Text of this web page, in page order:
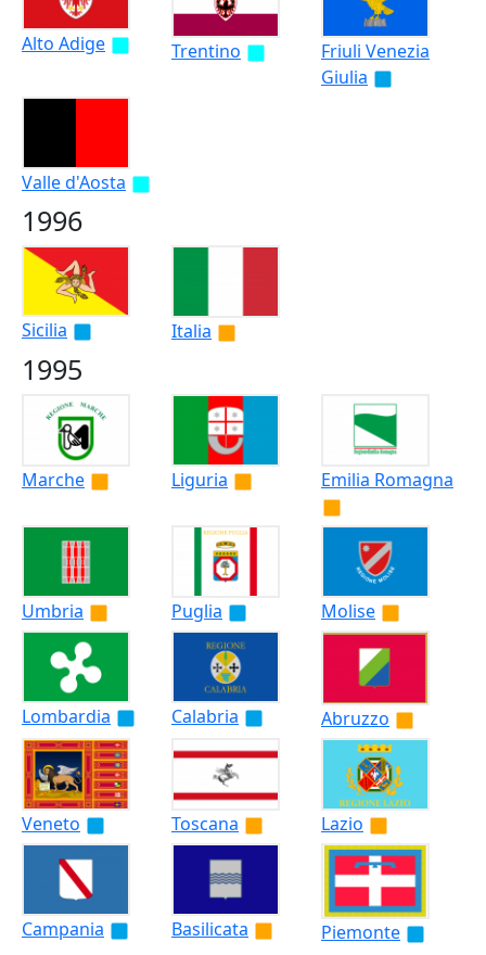
Alto Adige Trentino
Friuli Venezia
Giulia
Valle d'Aosta
1996
Sicilia Italia
1995
Marche Liguria Emilia Romagna
Umbria Puglia Molise
Lombardia Calabria Abruzzo
Veneto Toscana Lazio
Campania Basilicata Piemonte